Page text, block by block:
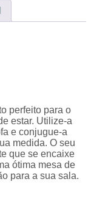
perfeito para o
estar. Utilize-a
e conjugue-a
medida. O seu
que se encaixe
ótima mesa de
para a sua sala.